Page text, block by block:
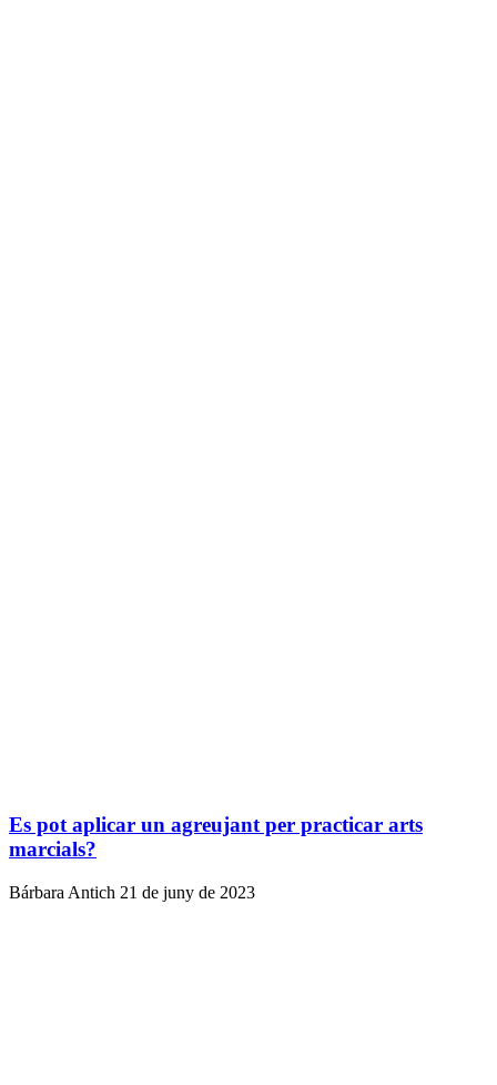
Es pot aplicar un agreujant per practicar arts
marcials?
Bárbara Antich 21 de juny de 2023